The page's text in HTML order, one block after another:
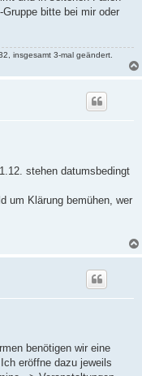
bitte bei mir oder
insgesamt 3-mal geändert.
stehen datumsbedingt
um Klärung bemühen, wer
benötigen wir eine
eröffne dazu jeweils